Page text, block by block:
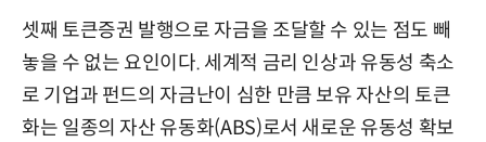
셋째 토큰증권 발행으로 자금을 조달할 수 있는 점도 빼
놓을 수 없는 요인이다. 세계적 금리 인상과 유동성 축소
로 기업과 펀드의 자금난이 심한 만큼 보유 자산의 토큰
화는 일종의 자산 유동화(ABS)로서 새로운 유동성 확보